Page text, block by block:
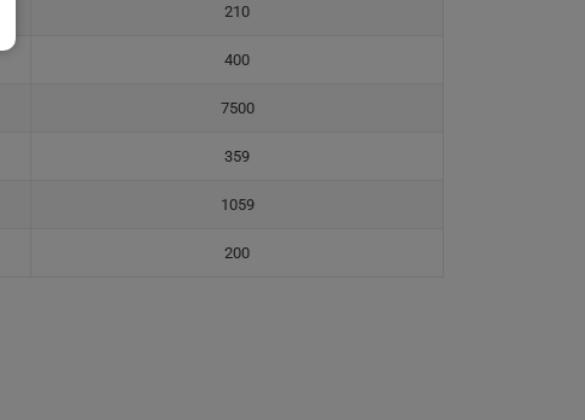
210
400
7500
359
1059
200